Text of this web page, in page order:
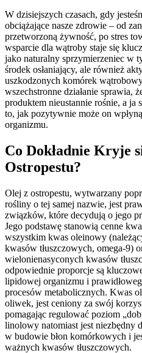
W dzisiejszych czasach, gdy
obciążające nasze zdrowie – od
przetworzoną żywność, po stres
wsparcie dla wątroby staje się
jako naturalny sprzymierzeniec w
środek osłaniający, ale również
uszkodzonych komórek
wszechstronne działanie sprawia,
produktem nieustannie rośnie, a ja
to, jak pozytywnie może on
organizmu.
Co Dokładnie Kryje
Ostropestu?
Olej z ostropestu, wytwarzany
rośliny o tej samej nazwie, jest
związków, które decydują o jego
Jego podstawę stanowią cenne
wszystkim kwas oleinowy
kwasów tłuszczowych, omega-9)
wielonienasyconych kwasów
odpowiednie proporcje są
lipidowej organizmu i
procesów metabolicznych. Kwas
oliwek, jest ceniony za swój
pomagając regulować poziom
linolowy natomiast jest niezbędny
w budowie błon komórkowych i
ważnych kwasów tłuszczowych.